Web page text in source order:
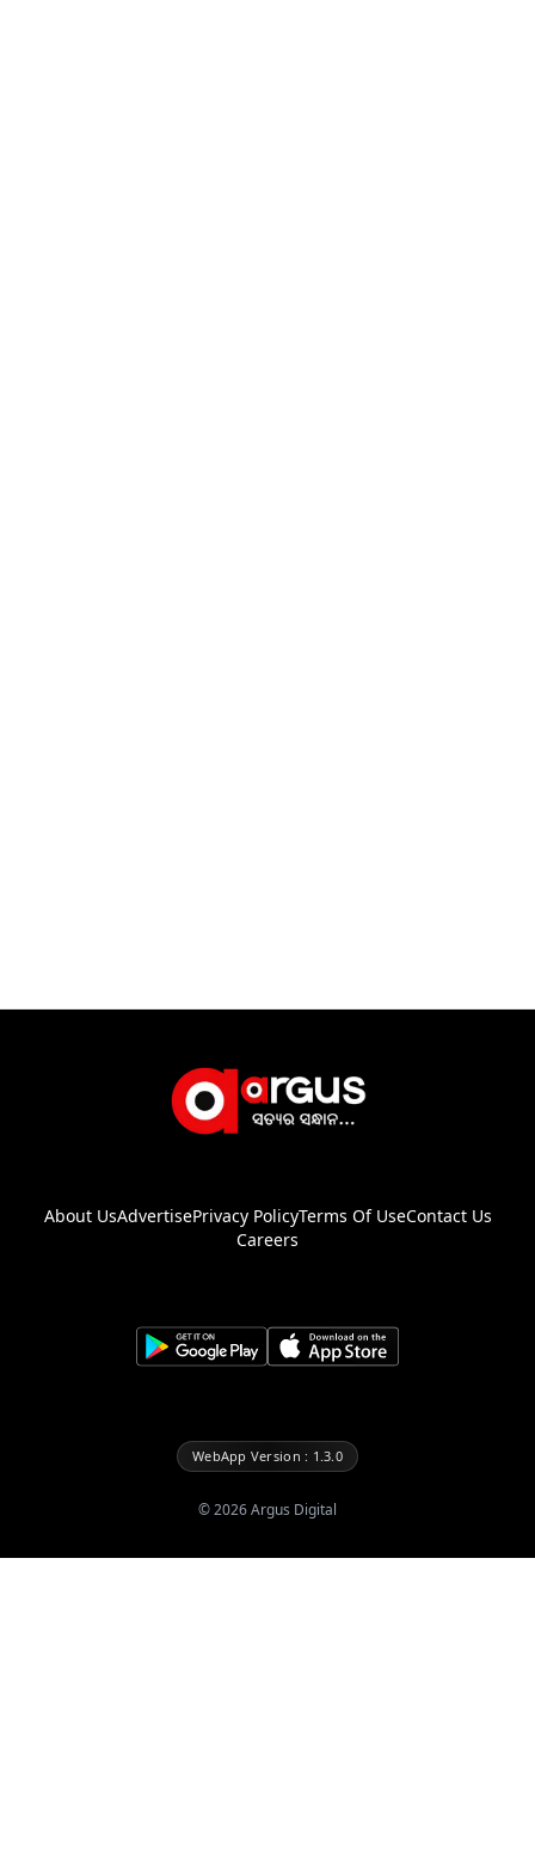
About UsAdvertisePrivacy PolicyTerms Of UseContact Us
Careers
WebApp Version : 1.3.0
©2026Argus Digital